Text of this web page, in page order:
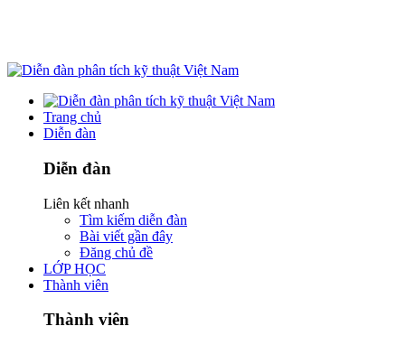
Trang chủ
Diễn đàn
Diễn đàn
Liên kết nhanh
Tìm kiếm diễn đàn
Bài viết gần đây
Đăng chủ đề
LỚP HỌC
Thành viên
Thành viên